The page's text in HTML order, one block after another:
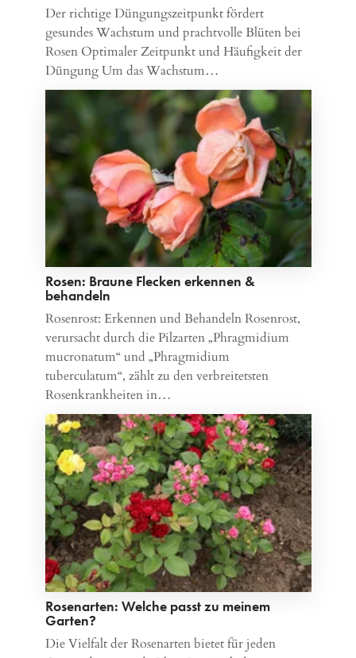
Der richtige Düngungszeitpunkt fördert
gesundes Wachstum und prachtvolle Blüten bei
Rosen Optimaler Zeitpunkt und Häufigkeit der
Düngung Um das Wachstum…
Rosen: Braune Flecken erkennen &
behandeln
Rosenrost: Erkennen und Behandeln Rosenrost,
verursacht durch die Pilzarten „Phragmidium
mucronatum“ und „Phragmidium
tuberculatum“, zählt zu den verbreitetsten
Rosenkrankheiten in…
Rosenarten: Welche passt zu meinem
Garten?
Die Vielfalt der Rosenarten bietet für jeden